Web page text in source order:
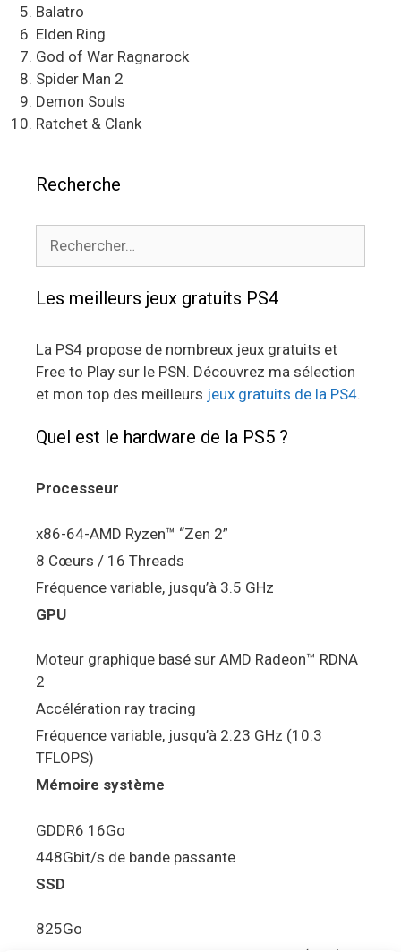
Balatro
Elden Ring
God of War Ragnarock
Spider Man 2
Demon Souls
Ratchet & Clank
Recherche
Les meilleurs jeux gratuits PS4
La PS4 propose de nombreux jeux gratuits et
Free to Play sur le PSN. Découvrez ma sélection
et mon top des meilleurs jeux gratuits de la PS4.
Quel est le hardware de la PS5 ?
Processeur
x86-64-AMD Ryzen™ “Zen 2”
8 Cœurs / 16 Threads
Fréquence variable, jusqu’à 3.5 GHz
GPU
Moteur graphique basé sur AMD Radeon™ RDNA
2
Accélération ray tracing
Fréquence variable, jusqu’à 2.23 GHz (10.3
TFLOPS)
Mémoire système
GDDR6 16Go
448Gbit/s de bande passante
SSD
825Go